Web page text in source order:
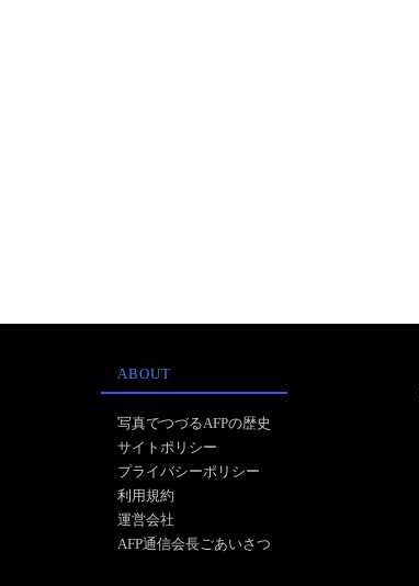
ABOUT
写真でつづるAFPの歴史
サイトポリシー
プライバシーポリシー
利用規約
運営会社
AFP通信会長ごあいさつ